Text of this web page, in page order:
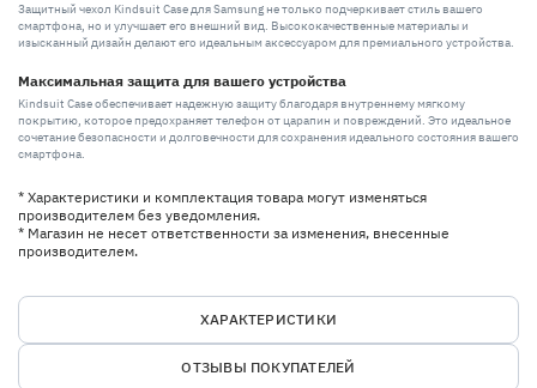
Защитный чехол Kindsuit Case для Samsung не только подчеркивает стиль вашего
смартфона, но и улучшает его внешний вид. Высококачественные материалы и
изысканный дизайн делают его идеальным аксессуаром для премиального устройства.
Максимальная защита для вашего устройства
Kindsuit Case обеспечивает надежную защиту благодаря внутреннему мягкому
покрытию, которое предохраняет телефон от царапин и повреждений. Это идеальное
сочетание безопасности и долговечности для сохранения идеального состояния вашего
смартфона.
* Характеристики и комплектация товара могут изменяться
производителем без уведомления.
* Магазин не несет ответственности за изменения, внесенные
производителем.
ХАРАКТЕРИСТИКИ
ОТЗЫВЫ ПОКУПАТЕЛЕЙ